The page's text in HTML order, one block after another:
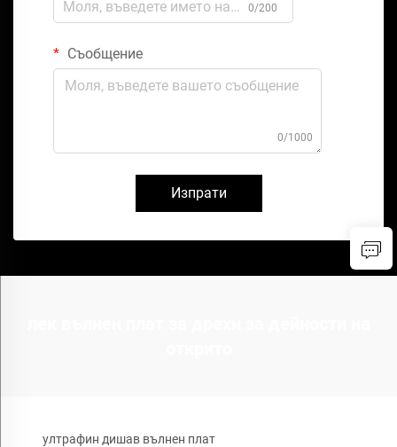
0/200
Съобщение
0/1000
Изпрати
ултрафин дишав вълнен плат